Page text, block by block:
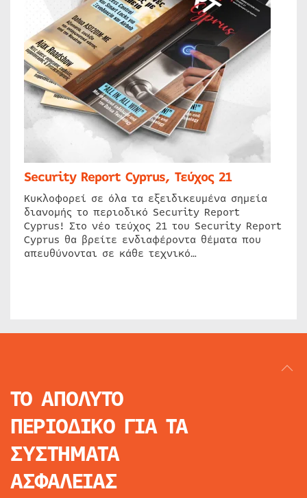
Security Report Cyprus, Τεύχος 21
Κυκλοφορεί σε όλα τα εξειδικευμένα σημεία
διανομής το περιοδικό Security Report
Cyprus! Στο νέο τεύχος 21 του Security Report
Cyprus θα βρείτε ενδιαφέροντα θέματα που
απευθύνονται σε κάθε τεχνικό…
ΤΟ ΑΠΟΛΥΤΟ
ΠΕΡΙΟΔΙΚΟ ΓΙΑ ΤΑ
ΣΥΣΤΗΜΑΤΑ
ΑΣΦΑΛΕΙΑΣ